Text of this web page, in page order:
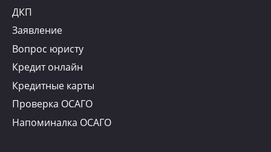
ДКП
Заявление
Вопрос юристу
Кредит онлайн
Кредитные карты
Проверка ОСАГО
Напоминалка ОСАГО